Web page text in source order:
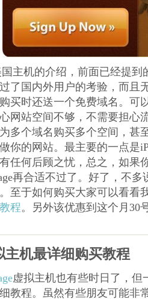
国主机的介绍，前面已经提
了国内外用户的考验，而且
买时还送一个免费域名。可
网站空间不够，不需要担心
多个域名购买多个空间，甚
你的网站。最主要的一点是
任何后顾之忧，总之，如果
再合适不过了。好了，不
至于如何购买大家可以看看
程。另外该优惠到这个月30
主机最详细购买教程
虚拟主机也有些时日了，但
教程。虽然有些朋友可能非